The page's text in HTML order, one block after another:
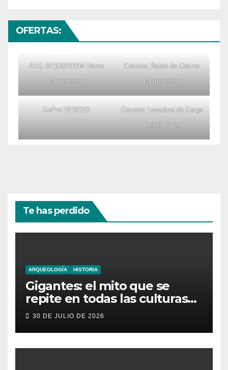
OFERTAS:
AEG BES331111M Horno
Multifunción
Cecotec Robot de Cocina
Multifunción
GoPro HERO13
Cecotec Lavadora de Carga
Frontal 7 Kg
Te has perdido
ARQUEOLOGÍA HISTORIA
Gigantes: el mito que se
repite en todas las culturas
del mundo
30 DE JULIO DE 2026